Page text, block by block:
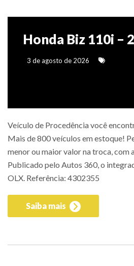
Honda Biz 110i –
3 de agosto de 2026
Veículo de Procedência você
Mais de 800 veículos em estoque!
menor ou maior valor na troca, com
Publicado pelo Autos 360, o
OLX. Referência: 4302355
Saiba mais